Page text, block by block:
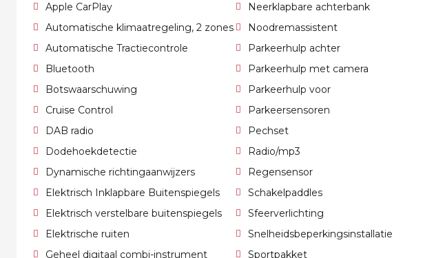
Apple CarPlay
Automatische klimaatregeling, 2 zones
Automatische Tractiecontrole
Bluetooth
Botswaarschuwing
Cruise Control
DAB radio
Dodehoekdetectie
Dynamische richtingaanwijzers
Elektrisch Inklapbare Buitenspiegels
Elektrisch verstelbare buitenspiegels
Elektrische ruiten
Geheel digitaal combi-instrument
Neerklapbare achterbank
Noodremassistent
Parkeerhulp achter
Parkeerhulp met camera
Parkeerhulp voor
Parkeersensoren
Pechset
Radio/mp3
Regensensor
Schakelpaddles
Sfeerverlichting
Snelheidsbeperkingsinstallatie
Sportpakket